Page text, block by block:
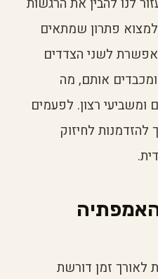
פתרון שמתאים
לשני הצדדים
אותם, מה
ומשביעי רצון. לפעמים
להזדמנות לחיזוק
לאורך זמן דורשת